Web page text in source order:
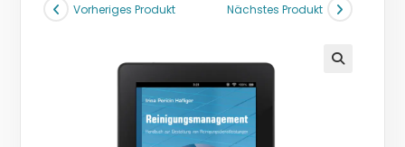
Vorheriges Produkt Nächstes Produkt